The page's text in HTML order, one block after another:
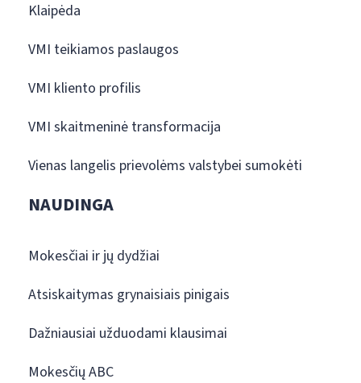
Klaipėda
VMI teikiamos paslaugos
VMI kliento profilis
VMI skaitmeninė transformacija
Vienas langelis prievolėms valstybei sumokėti
NAUDINGA
Mokesčiai ir jų dydžiai
Atsiskaitymas grynaisiais pinigais
Dažniausiai užduodami klausimai
Mokesčių ABC